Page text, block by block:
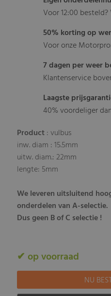
Voor 12:00
50% korting op
Voor onze
7 dagen per weer
Klantenservice
Laagste
40% voordeliger
Product: vulbus
inw. diam : 15.5mm
uitw. diam.: 22mm
lengte: 5mm
We leveren uitsluitend
onderdelen van A-selectie.
Dus geen B of C selectie !
✔ op voorraad